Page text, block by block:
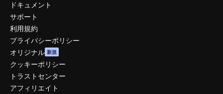
ドキュメント
サポート
利用規約
プライバシーポリシー
オリジナル 新規
クッキーポリシー
トラストセンター
アフィリエイト